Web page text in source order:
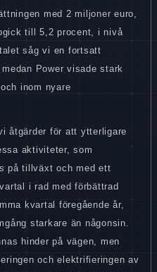
med 2 miljoner euro,
till 5,2 procent, i nivå
såg vi en fortsatt
Power visade stark
inom nyare
åtgärder för att ytterligare
aktiviteter, som
på tillväxt och med ett
i rad med förbättrad
kvartal föregående år,
starkare än någonsin.
hinder på vägen, men
och elektrifieringen av